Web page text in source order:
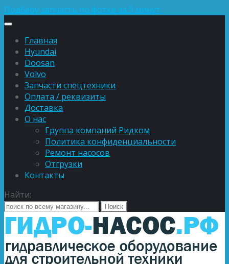
Подберу запчасть по фотке за 5 минут
Главная
Hyundai
Doosan
Volvo
Запчасти спецтехники
Оплата / реквизиты
Доставка
О нас
Группа компаний Ридком
Политика конфиденциальности
Ремонт насосов
Отгрузки
Контакты
Найти: